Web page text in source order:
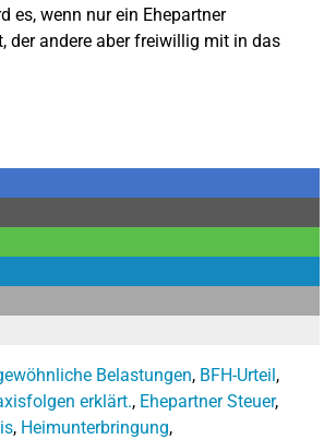
es, wenn nur ein Ehepartner
der andere aber freiwillig mit in das
Belastungen, BFH-Urteil,
erklärt., Ehepartner Steuer,
, Heimunterbringung,